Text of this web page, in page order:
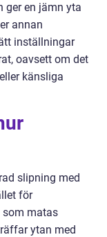
ger en jämn yta
annan
inställningar
oavsett om det
känsliga
slipning med
för
som matas
ytan med